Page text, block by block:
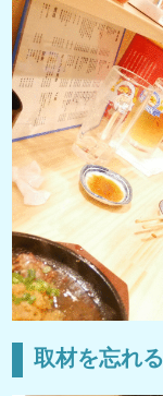
取材を忘れ